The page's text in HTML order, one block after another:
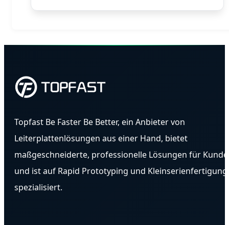
Topfast Be Faster Be Better, ein Anbieter von
Leiterplattenlösungen aus einer Hand, bietet
maßgeschneiderte, professionelle Lösungen für
und ist auf Rapid Prototyping und Kleinserienfertigung
spezialisiert.